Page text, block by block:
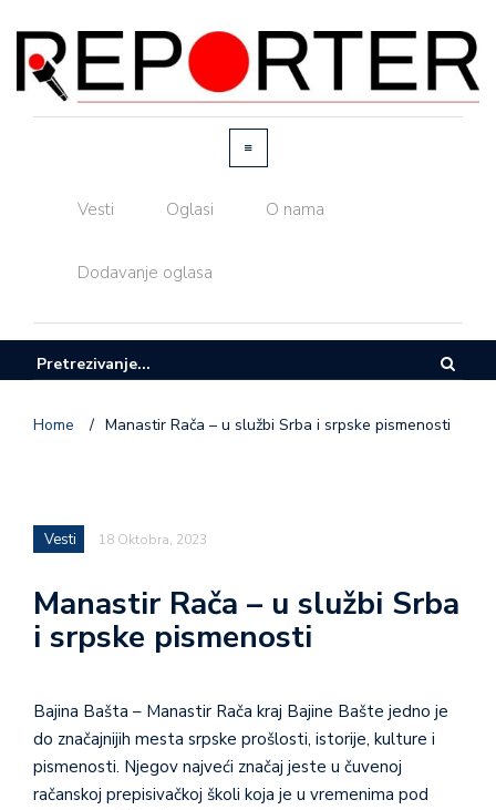
Vesti Oglasi O nama
Dodavanje oglasa
Home / Manastir Rača – u službi Srba i srpske pismenosti
Vesti 18 Oktobra, 2023
Manastir Rača – u službi Srba
i srpske pismenosti
Bajina Bašta – Manastir Rača kraj Bajine Bašte jedno je
do značajnijih mesta srpske prošlosti, istorije, kulture i
pismenosti. Njegov najveći značaj jeste u čuvenoj
račanskoj prepisivačkoj školi koja je u vremenima pod